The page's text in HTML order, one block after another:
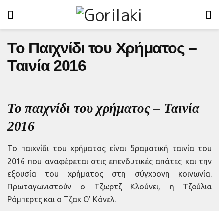
Το Παιχνίδι του Χρήματος –
Ταινία 2016
Το παιχνίδι του χρήματος – Ταινία
2016
Το παιχνίδι του χρήματος είναι δραματική ταινία του
2016 που αναφέρεται στις επενδυτικές απάτες και την
εξουσία του χρήματος στη σύγχρονη κοινωνία.
Πρωταγωνιστούν ο Τζωρτζ Κλούνει, η Τζούλια
Ρόμπερτς και ο Τζακ Ο’ Κόνελ.